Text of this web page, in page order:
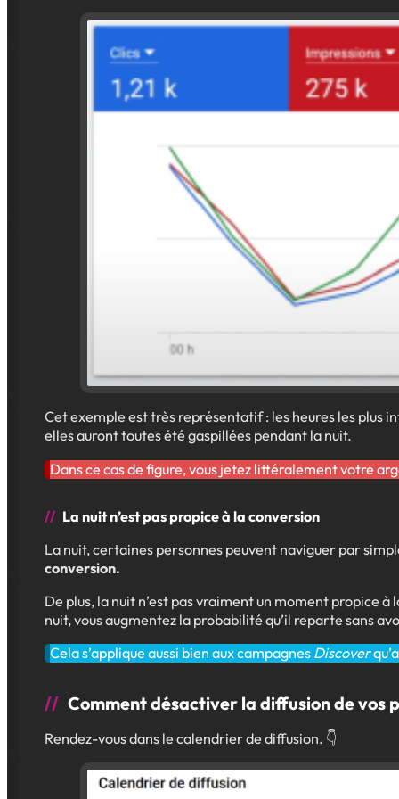
Cet exemple est très représentatif : les heures les plus
elles auront toutes été gaspillées pendant la nuit.
Dans ce cas de figure, vous jetez littéralement votre
La nuit n’est pas propice à la conversion
La nuit, certaines personnes peuvent naviguer par
conversion.
De plus, la nuit n’est pas vraiment un moment propice
nuit, vous augmentez la probabilité qu’il reparte sans
Cela s’applique aussi bien aux campagnes Discover
Comment désactiver la diffusion de vos
Rendez-vous dans le calendrier de diffusion. 👇